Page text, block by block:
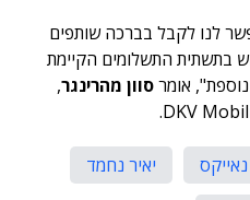
לנו לקבל בברכה שותפים
בתשתית התשלומים הקיימת
אומרסוון מהרינגר,
נאייקס
יאיר נחמד